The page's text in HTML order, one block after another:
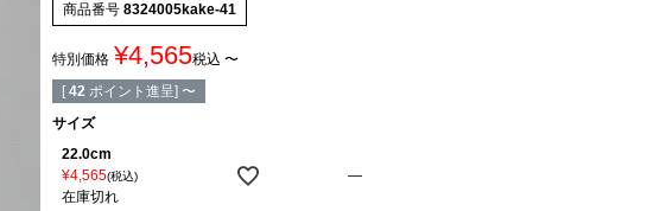
商品番号 8324005kake-41
特別価格 ¥4,565税込 〜
[ 42 ポイント進呈] 〜
サイズ
22.0cm
¥4,565 税込
在庫切れ
—